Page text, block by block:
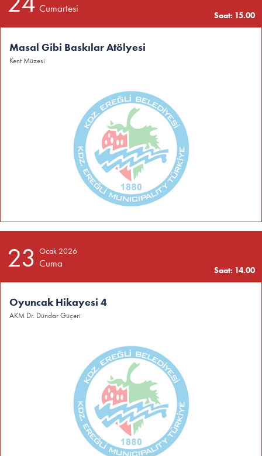
Cumartesi
Saat: 15.00
Masal Gibi Baskılar Atölyesi
Kent Müzesi
23 Ocak 2026
Cuma
Saat: 14.00
Oyuncak Hikayesi 4
AKM Dr. Dündar Güçeri